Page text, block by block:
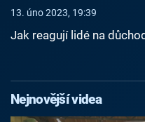
13. úno 2023, 19:39
Jak reagují lidé na
Nejnovější videa